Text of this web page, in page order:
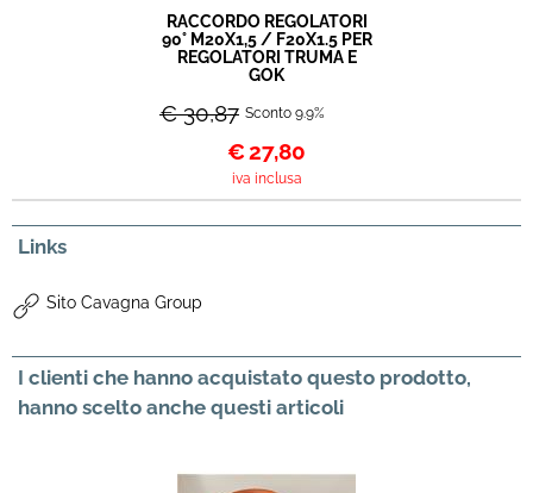
RACCORDO REGOLATORI
90° M20X1,5 / F20X1.5 PER
REGOLATORI TRUMA E
GOK
€ 30,87 Sconto 9.9%
€27,80
iva inclusa
Links
Sito Cavagna Group
I clienti che hanno acquistato questo prodotto,
hanno scelto anche questi articoli